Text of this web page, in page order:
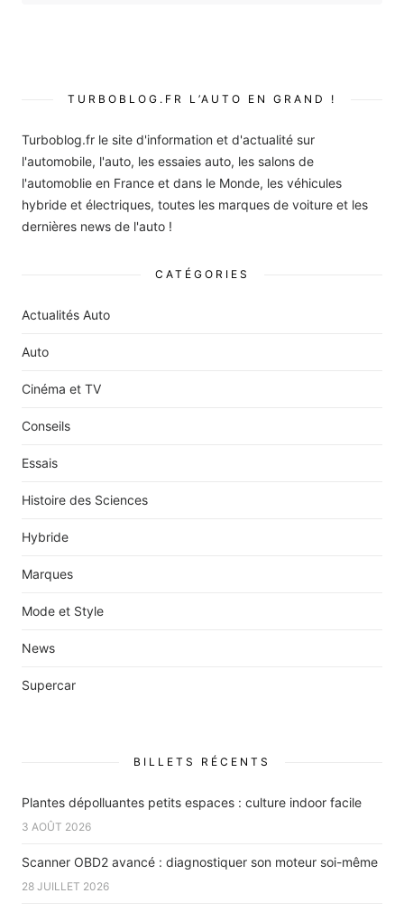
TURBOBLOG.FR L’AUTO EN GRAND !
Turboblog.fr le site d'information et d'actualité sur
l'automobile, l'auto, les essaies auto, les salons de
l'automoblie en France et dans le Monde, les véhicules
hybride et électriques, toutes les marques de voiture et les
dernières news de l'auto !
CATÉGORIES
Actualités Auto
Auto
Cinéma et TV
Conseils
Essais
Histoire des Sciences
Hybride
Marques
Mode et Style
News
Supercar
BILLETS RÉCENTS
Plantes dépolluantes petits espaces : culture indoor facile
3 AOÛT 2026
Scanner OBD2 avancé : diagnostiquer son moteur soi-même
28 JUILLET 2026